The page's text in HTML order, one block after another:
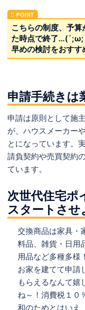
こちらの制度、予
た時点で終了…(´;ω;
早めの検討をおすす
申請手続きは
申請は原則として施
が、ハウスメーカー
とになっています。
請負契約や売買契約
ています。
次世代住宅ポ
スタートさせ
交換商品は家具・
料品、雑貨・日用
用品など多種多様
お家を建てて申請
もらえるなんて嬉
ね～！消費税１０
和のためとはいえ